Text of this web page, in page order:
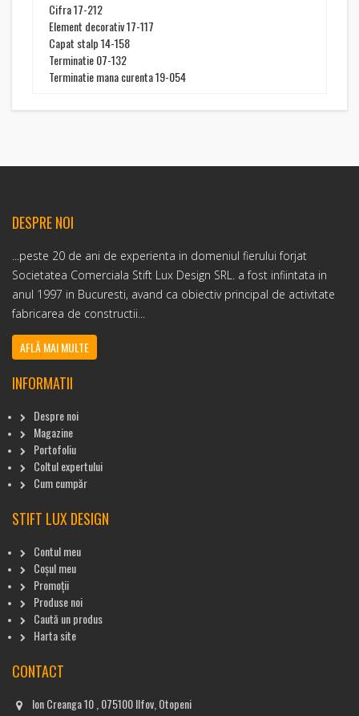
Cifra 17-212
Element decorativ 17-117
Capat stalp 14-158
Terminatie 07-132
Terminatie mana curenta 19-054
DESPRE NOI
...peste 20 de ani de experienta in domeniul fierului forjat
Societatea Comerciala Stift Lux Design SRL. a fost infiintata in
anul 1997 in Bucuresti, avand ca obiectiv principal de activitate
fabricarea de constructii...
AFLĂ MAI MULTE
INFORMATII
Despre noi
Magazine
Portofoliu
Coltul expertului
Cum cumpăr
STIFT LUX DESIGN
Contul meu
Coșul meu
Promoții
Produse noi
Caută un produs
Harta site
CONTACT
Ion Creanga 10 , 075100 Ilfov, Otopeni